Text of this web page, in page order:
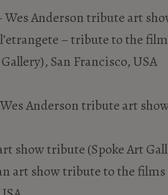
Wes Anderson tribute art
– tribute to the
San Francisco, USA
Anderson tribute art
show tribute (Spoke Art
art show tribute to the